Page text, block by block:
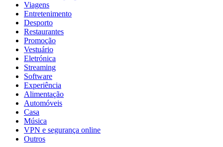
Viagens
Entretenimento
Desporto
Restaurantes
Promoção
Vestuário
Eletrónica
Streaming
Software
Experiência
Alimentação
Automóveis
Casa
Música
VPN e segurança online
Outros